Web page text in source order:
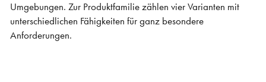
Umgebungen. Zur Produktfamilie zählen vier Varianten mit
unterschiedlichen Fähigkeiten für ganz besondere
Anforderungen.